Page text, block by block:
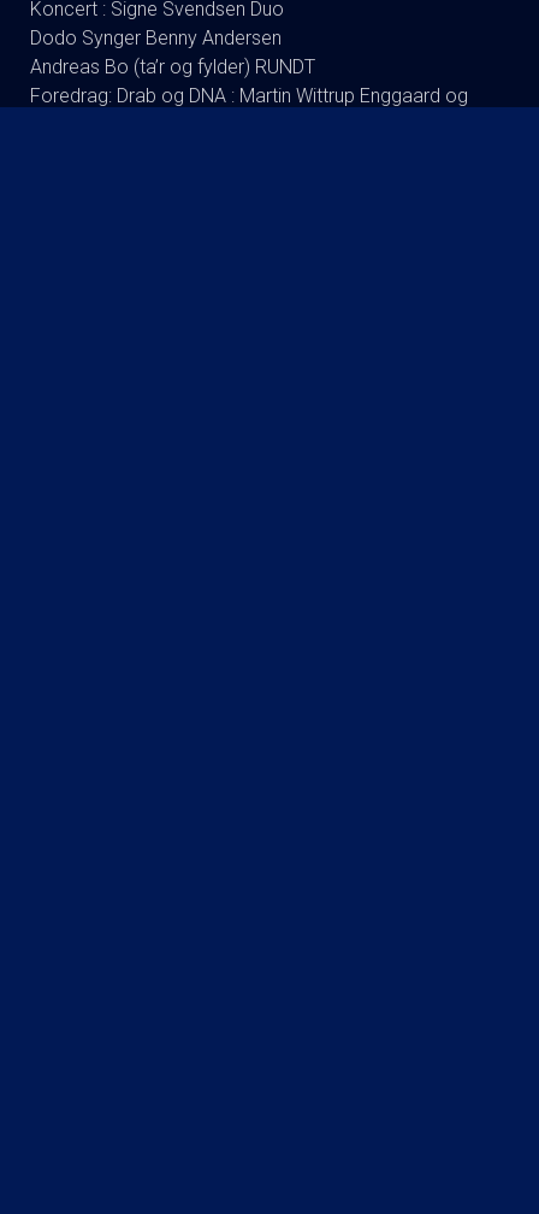
Koncert : Signe Svendsen Duo
Dodo Synger Benny Andersen
Andreas Bo (ta’r og fylder) RUNDT
Foredrag: Drab og DNA : Martin Wittrup Enggaard og